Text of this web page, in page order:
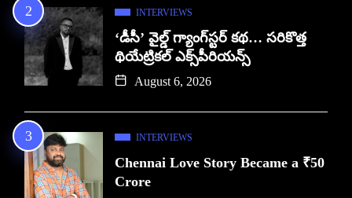
INTERVIEWS
‘డీసీ’ వైల్డ్ గ్యాంగ్‌స్టర్ కథ… సరికొత్త
థియేట్రికల్ ఎక్స్‌పీరియన్స్
August 6, 2026
INTERVIEWS
Chennai Love Story Became a ₹50
Crore